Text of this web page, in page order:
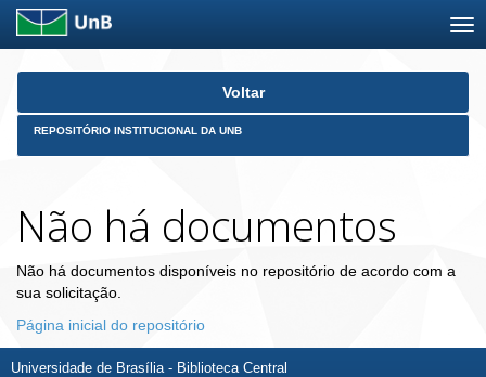
Skip
Voltar
REPOSITÓRIO INSTITUCIONAL DA UNB
Não há documentos
Não há documentos disponíveis no repositório de acordo com a
sua solicitação.
Página inicial do repositório
Universidade de Brasília - Biblioteca Central